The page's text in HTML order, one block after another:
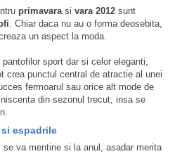
primavara si vara 2012 sunt
. Chiar daca nu au o forma deosebita,
un aspect la moda.
sport dar si celor eleganti,
crea punctul central de atractie al unei
fermoarul sau orice alt mode de
din sezonul trecut, insa se
espadrile
va mentine si la anul, asadar merita